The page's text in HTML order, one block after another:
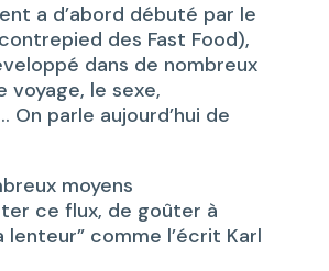
a d’abord débuté par le
des Fast Food),
dans de nombreux
voyage, le sexe,
On parle aujourd’hui de
moyens
ce flux, de goûter à
lenteur” comme l’écrit Karl